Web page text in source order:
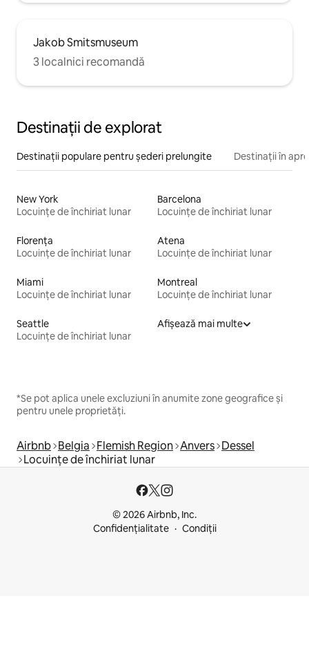
Jakob Smitsmuseum
3 localnici recomandă
Destinații de explorat
Destinații populare pentru șederi prelungite Destinații în
New York
Locuințe de închiriat lunar
Barcelona
Locuințe de închiriat lunar
Florența
Locuințe de închiriat lunar
Atena
Locuințe de închiriat lunar
Miami
Locuințe de închiriat lunar
Montreal
Locuințe de închiriat lunar
Seattle
Locuințe de închiriat lunar
Afișează mai multe
*Se pot aplica unele excluziuni în anumite zone geografice și
pentru unele proprietăți.
Airbnb Belgia Flemish Region Anvers Dessel
Locuințe de închiriat lunar
© 2026 Airbnb, Inc.
Confidențialitate
Condiții